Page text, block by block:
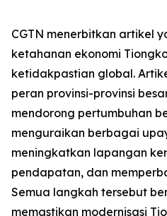
CGTN menerbitkan artikel
ketahanan ekonomi
ketidakpastian global.
peran provinsi-provinsi
mendorong pertumbuhan
menguraikan berbagai
meningkatkan lapangan
pendapatan, dan
Semua langkah tersebut
memastikan modernisasi